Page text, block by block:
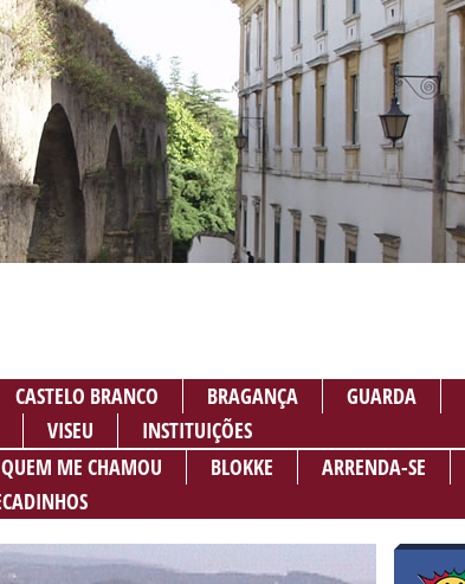
CASTELO BRANCO BRAGANÇA GUARDA
VISEU
INSTITUIÇÕES
QUEM ME CHAMOU BLOKKE ARRENDA-SE